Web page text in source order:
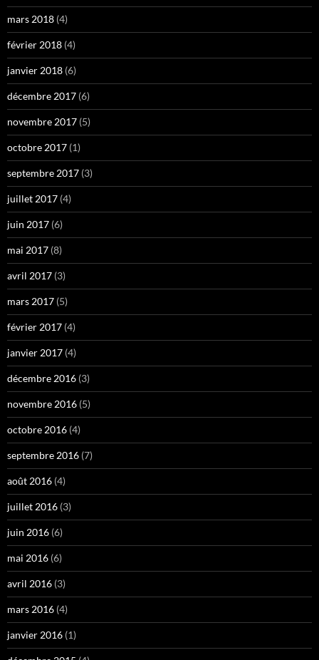
mars 2018 (4)
février 2018 (4)
janvier 2018 (6)
décembre 2017 (6)
novembre 2017 (5)
octobre 2017 (1)
septembre 2017 (3)
juillet 2017 (4)
juin 2017 (6)
mai 2017 (8)
avril 2017 (3)
mars 2017 (5)
février 2017 (4)
janvier 2017 (4)
décembre 2016 (3)
novembre 2016 (5)
octobre 2016 (4)
septembre 2016 (7)
août 2016 (4)
juillet 2016 (3)
juin 2016 (6)
mai 2016 (6)
avril 2016 (3)
mars 2016 (4)
janvier 2016 (1)